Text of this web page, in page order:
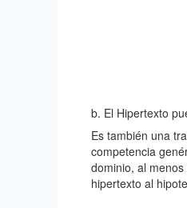
b. El Hipertexto
Es también una
competencia
dominio, al
hipertexto al